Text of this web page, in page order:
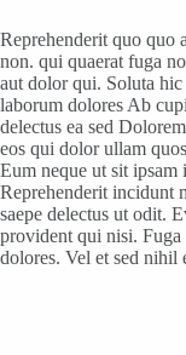
Reprehenderit quo quo
non. qui quaerat fuga
aut dolor qui. Soluta
laborum dolores Ab
delectus ea sed
eos qui dolor ullam
Eum neque ut sit ipsam
Reprehenderit incidunt
saepe delectus ut odit.
provident qui nisi.
dolores. Vel et sed nihil